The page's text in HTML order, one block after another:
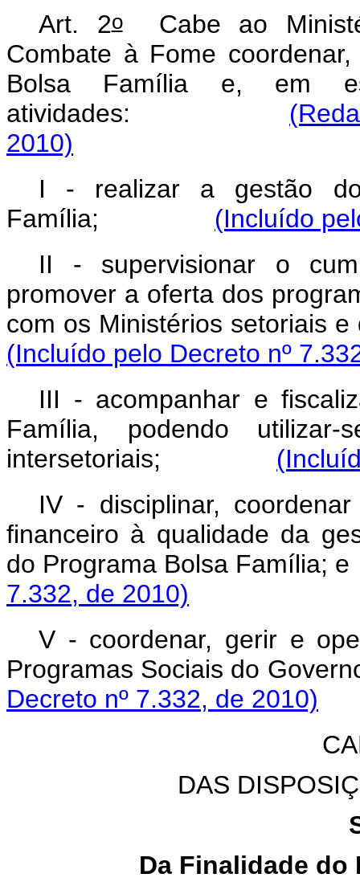
Art. 2oCabe ao
Combate à Fome
Bolsa Família e, em
atividades:
2010)
I - realizar a gestão
Família; (Incluído
II - supervisionar o
promover a oferta dos
com os Ministérios
(Incluído pelo Decreto nº
III - acompanhar e
Família, podendo
intersetoriais;
IV - disciplinar,
financeiro à qualidade da
do Programa Bolsa
7.332, de 2010)
V - coordenar, gerir e
Programas Sociais do
Decreto nº 7.332, de 2010)
DAS
Da Finalidade do